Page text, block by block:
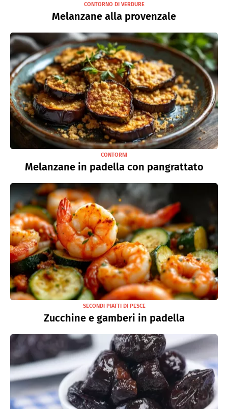
CONTORNO DI VERDURE
Melanzane alla provenzale
CONTORNI
Melanzane in padella con pangrattato
SECONDI PIATTI DI PESCE
Zucchine e gamberi in padella